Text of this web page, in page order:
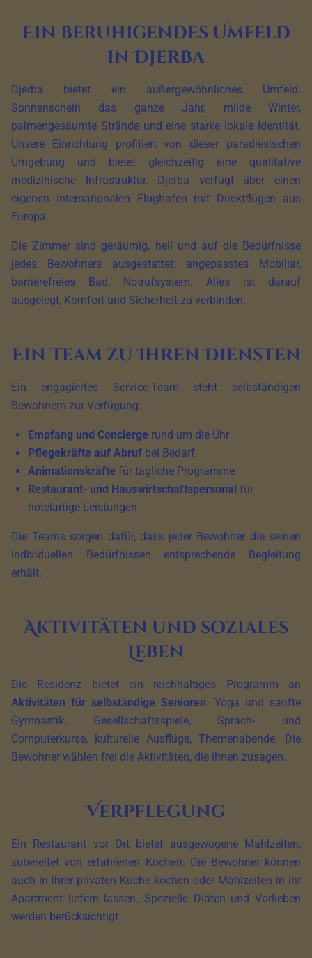
Ein beruhigendes Umfeld
in Djerba
Djerba bietet ein außergewöhnliches Umfeld:
Sonnenschein das ganze Jahr, milde Winter,
palmengesäumte Strände und eine starke lokale Identität.
Unsere Einrichtung profitiert von dieser paradiesischen
Umgebung und bietet gleichzeitig eine qualitative
medizinische Infrastruktur. Djerba verfügt über einen
eigenen internationalen Flughafen mit Direktflügen aus
Europa.
Die Zimmer sind geräumig, hell und auf die Bedürfnisse
jedes Bewohners ausgestattet: angepasstes Mobiliar,
barrierefreies Bad, Notrufsystem. Alles ist darauf
ausgelegt, Komfort und Sicherheit zu verbinden.
Ein Team zu Ihren Diensten
Ein engagiertes Service-Team steht selbständigen
Bewohnern zur Verfügung:
Empfang und Concierge rund um die Uhr
Pflegekräfte auf Abruf bei Bedarf
Animationskräfte für tägliche Programme
Restaurant- und Hauswirtschaftspersonal für
hotelartige Leistungen
Die Teams sorgen dafür, dass jeder Bewohner die seinen
individuellen Bedürfnissen entsprechende Begleitung
erhält.
Aktivitäten und soziales
Leben
Die Residenz bietet ein reichhaltiges Programm an
Aktivitäten für selbständige Senioren: Yoga und sanfte
Gymnastik, Gesellschaftsspiele, Sprach- und
Computerkurse, kulturelle Ausflüge, Themenabende. Die
Bewohner wählen frei die Aktivitäten, die ihnen zusagen.
Verpflegung
Ein Restaurant vor Ort bietet ausgewogene Mahlzeiten,
zubereitet von erfahrenen Köchen. Die Bewohner können
auch in ihrer privaten Küche kochen oder Mahlzeiten in ihr
Apartment liefern lassen. Spezielle Diäten und Vorlieben
werden berücksichtigt.